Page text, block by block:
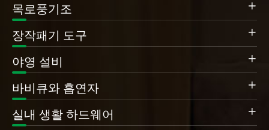
목로풍기조 
장작패기 도구 
야영 설비 
바비큐와 흡연자 
실내 생활 하드웨어 